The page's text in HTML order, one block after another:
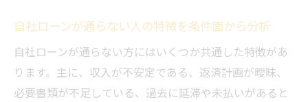
自社ローンが通らない人の特徴を条件面から分析
自社ローンが通らない方にはいくつか共通した特徴があ
ります。主に、収入が不安定である、返済計画が曖昧、
必要書類が不足している、過去に延滞や未払いがあると